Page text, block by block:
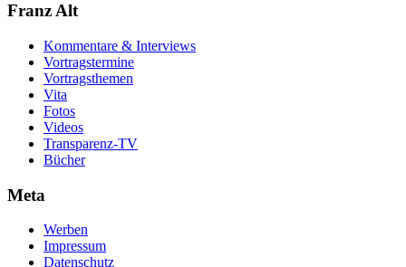
Franz Alt
Kommentare & Interviews
Vortragstermine
Vortragsthemen
Vita
Fotos
Videos
Transparenz-TV
Bücher
Meta
Werben
Impressum
Datenschutz